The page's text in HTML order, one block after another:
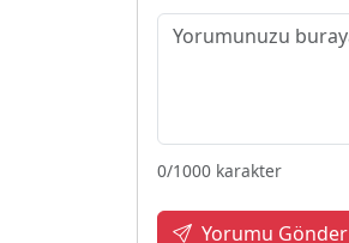
0/1000 karakter
Yorumu Gönder